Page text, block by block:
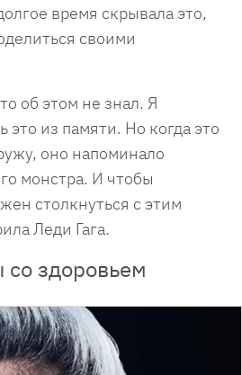
время скрывала это,
своими
об этом не знал. Я
это из памяти. Но когда это
оно напоминало
монстра. И чтобы
столкнуться с этим
Леди Гага.
здоровьем